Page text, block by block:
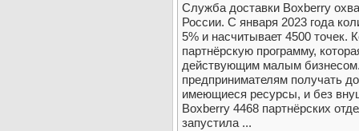
Служба доставки Boxberry
России. С января 2023 года
5% и насчитывает 4500 точек.
партнёрскую программу,
действующим малым
предпринимателям получать
имеющиеся ресурсы, и без
Boxberry 4468 партнёрских
запустила ...